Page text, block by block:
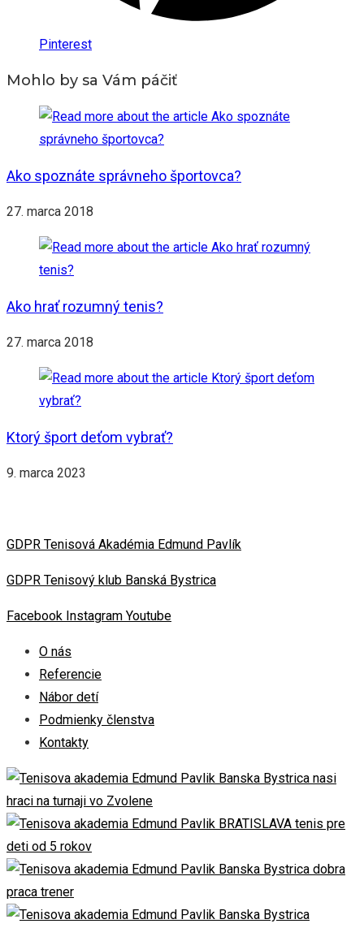
Pinterest
Mohlo by sa Vám páčiť
Ako spoznáte správneho športovca?
27. marca 2018
Ako hrať rozumný tenis?
27. marca 2018
Ktorý šport deťom vybrať?
9. marca 2023
GDPR Tenisová Akadémia Edmund Pavlík
GDPR Tenisový klub Banská Bystrica
Facebook Instagram Youtube
O nás
Referencie
Nábor detí
Podmienky členstva
Kontakty